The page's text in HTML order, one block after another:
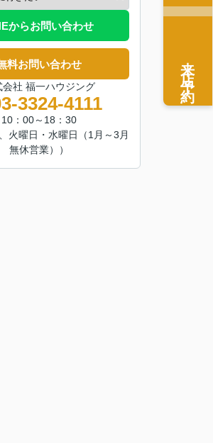
からお問い合わせ
料お問い合わせ
会社 福一ハウジング
3324-4111
10：00～18：30
火曜日・水曜日（1月～3月
無休営業））
来店予約